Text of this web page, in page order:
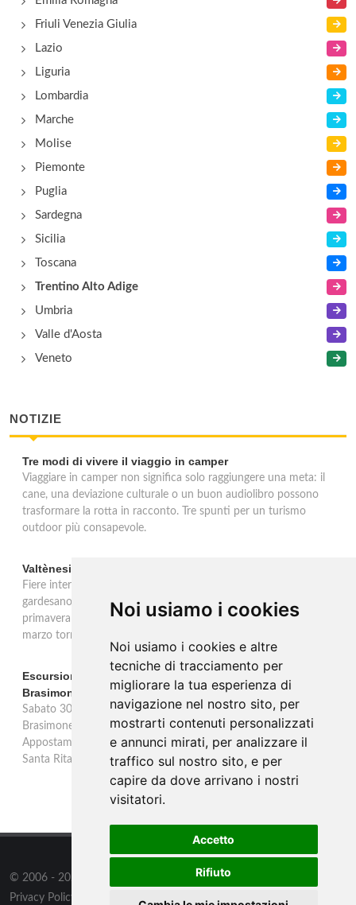
Noi usiamo i cookies
Noi usiamo i cookies e altre
tecniche di tracciamento per
migliorare la tua esperienza di
navigazione nel nostro sito, per
mostrarti contenuti personalizzati
e annunci mirati, per analizzare il
traffico sul nostro sito, e per
capire da dove arrivano i nostri
visitatori.
Accetto
Rifiuto
Rasen Antholz
Friuli Venezia Giulia
Lazio
Liguria
Lombardia
Marche
Molise
Piemonte
Puglia
Sardegna
Sicilia
Toscana
Trentino Alto Adige
Umbria
Valle d'Aosta
Veneto
NOTIZIE
Tre modi di vivere il viaggio in camper
Viaggiare in camper non significa solo raggiungere una meta: il
cane, una deviazione culturale o un buon audiolibro possono
trasformare la rotta in racconto. Tre spunti per un turismo
outdoor più consapevole.
Valtènesi: una primavera di eventi tra rosé e Lago di Garda
Fiere internazionali, eventi sul territorio e racconto del rosé
gardesano. Il Consorzio Valtènesi presenta il calendario della
primavera 2026 sulla sponda bresciana del Lago di Garda. Il 23
marzo torna La Prima del Valtènesi per stampa e operatori.
Escursione con appostamento ai Laghi di Suviana e
Brasimone: caccia fotografica alla fauna
Sabato 30 agosto escursione speciale ai Laghi di Suviana e
Brasimone dalle 17 alle 23 per osservare cervi, volpi, lepri e lupi.
Appostamento al crepuscolo nel massimo silenzio. Ritrovo Chiesa
Santa Rita al Brasimone, prenotazione obbligatoria.
© 2006 - 2026
tutti i diritti riservati.
Privacy Policy
Preferenze sui Cookies